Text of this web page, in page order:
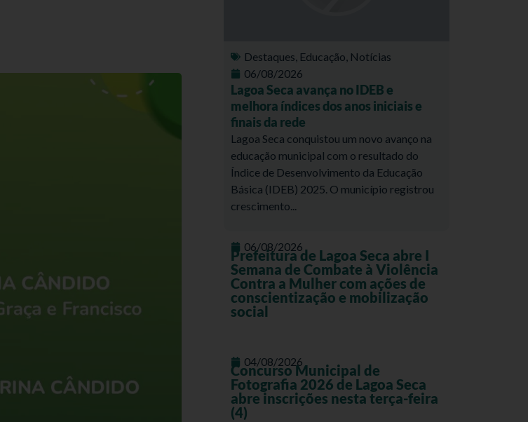
Destaques, Educação, Notícias
06/08/2026
Lagoa Seca avança no IDEB e
melhora índices dos anos iniciais e
finais da rede
Lagoa Seca conquistou um novo avanço na
educação municipal com o resultado do
Índice de Desenvolvimento da Educação
Básica (IDEB) 2025. O município registrou
crescimento...
06/08/2026
Prefeitura de Lagoa Seca abre I
Semana de Combate à Violência
Contra a Mulher com ações de
conscientização e mobilização
social
04/08/2026
Concurso Municipal de
Fotografia 2026 de Lagoa Seca
abre inscrições nesta terça-feira
(4)